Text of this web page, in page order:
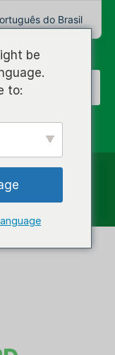
be
to:
do Brasil